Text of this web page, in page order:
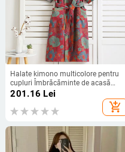
Halate kimono multicolore pentru
cupluri Îmbrăcăminte de acasă
Halat de baie din bumbac pentru
primăvară și vară Halate de baie
subțiri absorbante și cu uscare
201.16 Lei
add_shopping_cart